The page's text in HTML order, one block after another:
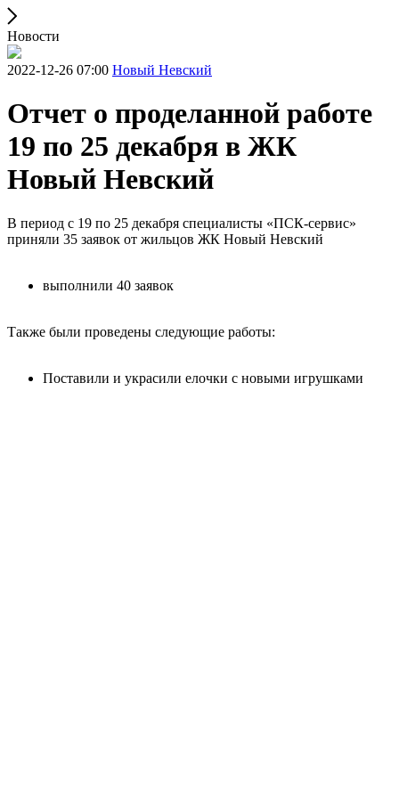
Новости
2022-12-26 07:00 Новый Невский
Отчет о проделанной работе
19 по 25 декабря в ЖК
Новый Невский
В период с 19 по 25 декабря специалисты «ПСК-сервис»
приняли 35 заявок от жильцов ЖК Новый Невский
выполнили 40 заявок
Также были проведены следующие работы:
Поставили и украсили елочки с новыми игрушками